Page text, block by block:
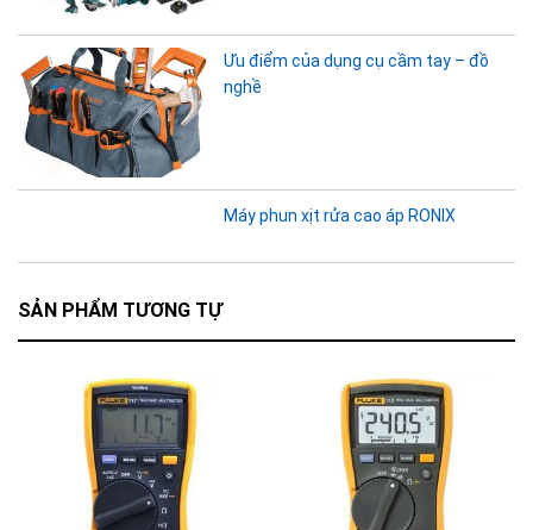
Ưu điểm của dụng cụ cầm tay – đồ
nghề
Máy phun xịt rửa cao áp RONIX
SẢN PHẨM TƯƠNG TỰ